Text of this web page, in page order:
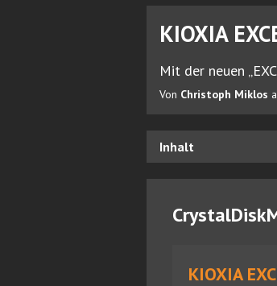
KIOXIA
Mit der neuen
Von Christoph Miklos
Inhalt
KIOXIA